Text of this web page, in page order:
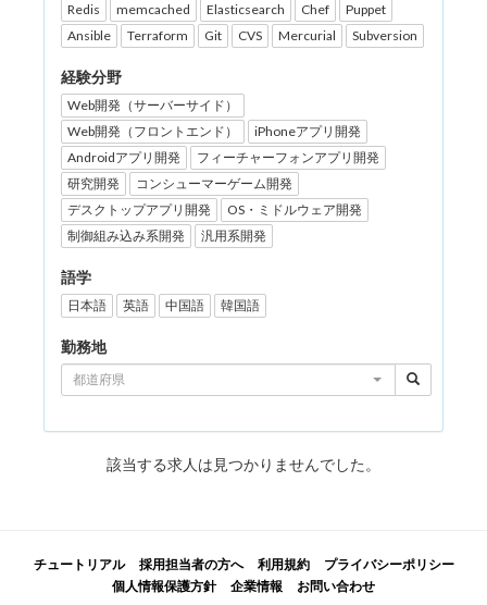
Redis
memcached Elasticsearch Chef
Puppet
Ansible
Terraform Git CVS Mercurial Subversion
経験分野
Web開発（サーバーサイド）
Web開発（フロントエンド）
iPhoneアプリ開発
Androidアプリ開発
フィーチャーフォンアプリ開発
研究開発
コンシューマーゲーム開発
デスクトップアプリ開発
OS・ミドルウェア開発
制御組み込み系開発
汎用系開発
語学
日本語 英語 中国語 韓国語
勤務地
都道府県
該当する求人は見つかりませんでした。
チュートリアル 採用担当者の方へ 利用規約
プライバシーポリシー
個人情報保護方針
企業情報 お問い合わせ